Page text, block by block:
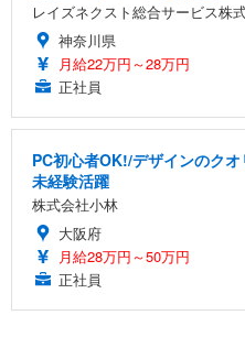
レイズネクスト総合サービス株
神奈川県
月給22万円～28万円
正社員
PC初心者OK!/デザインのク
未経験活躍
株式会社小林
大阪府
月給28万円～50万円
正社員